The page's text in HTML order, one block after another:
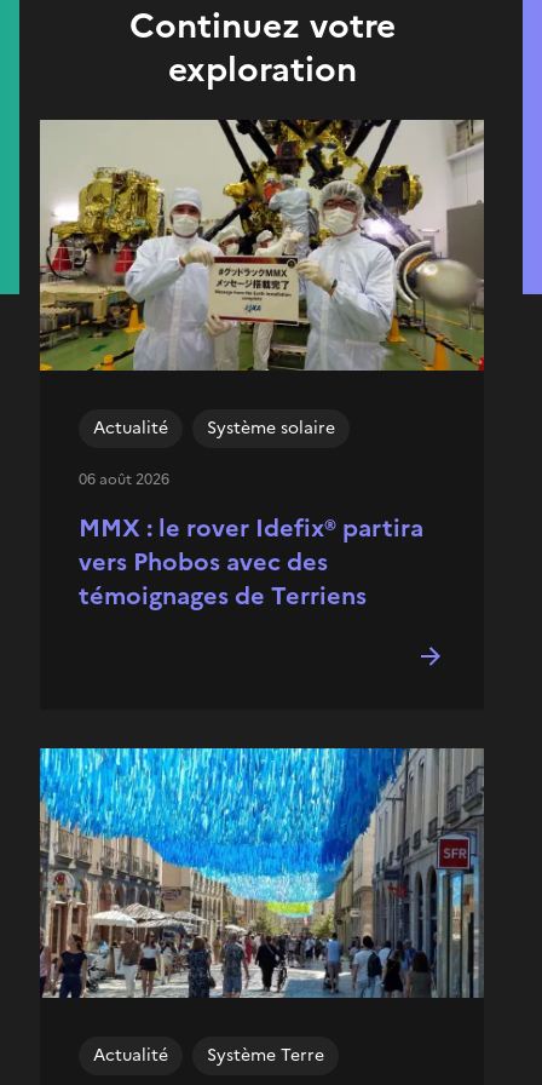
Continuez votre
exploration
MMX : le rover Idefix® partira
vers Phobos avec des
témoignages de Terriens
Actualité Système solaire
06 août 2026
Actualité Système Terre